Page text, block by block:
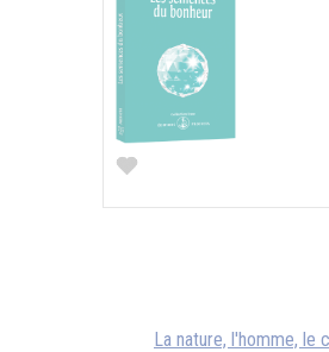
La nature, l'homme, le